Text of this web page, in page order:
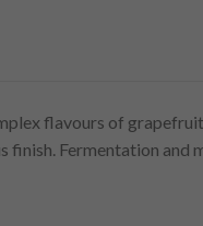
flavours of
Fermentation and